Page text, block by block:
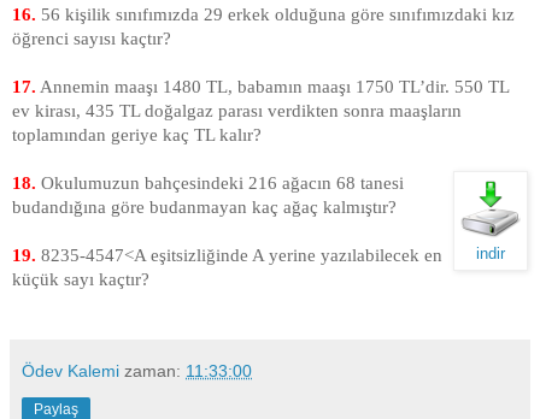
16. 56 kişilik sınıfımızda 29 erkek olduğuna göre sınıfımızdaki kız
öğrenci sayısı kaçtır?
17. Annemin maaşı 1480 TL, babamın maaşı 1750 TL’dir. 550 TL
ev kirası, 435 TL doğalgaz parası verdikten sonra maaşların
toplamından geriye kaç TL kalır?
indir
18. Okulumuzun bahçesindeki 216 ağacın 68 tanesi
budandığına göre budanmayan kaç ağaç kalmıştır?
19. 8235-4547<A eşitsizliğinde A yerine yazılabilecek en
küçük sayı kaçtır?
Ödev Kalemi zaman: 11:33:00
Paylaş